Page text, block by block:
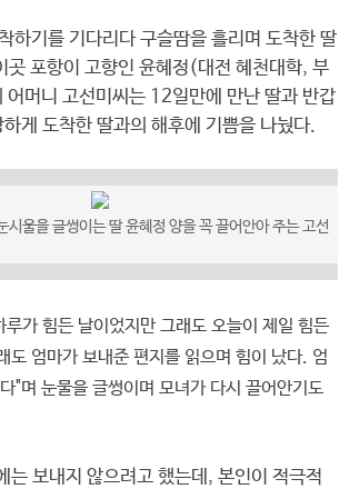
하기를 기다리다 구슬땀을 흘리며 도착한 딸
곳 포항이 고향인 윤혜정(대전 혜천대학, 부
머니 고선미씨는 12일만에 만난 딸과 반갑
게 도착한 딸과의 해후에 기쁨을 나눴다.
울을 글썽이는 딸 윤혜정 양을 꼭 끌어안아 주는 고선
루가 힘든 날이었지만 그래도 오늘이 제일 힘든
도 엄마가 보내준 편지를 읽으며 힘이 났다. 엄
"며 눈물을 글썽이며 모녀가 다시 끌어안기도
는 보내지 않으려고 했는데, 본인이 적극적